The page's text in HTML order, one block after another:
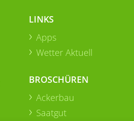
LINKS
Apps
Wetter Aktuell
BROSCHÜREN
Ackerbau
Saatgut